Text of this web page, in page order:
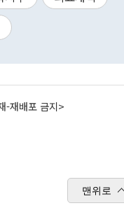
-재배포 금지>
맨위로